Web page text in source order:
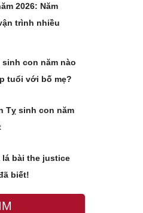
2026: Năm
trình nhiều
con năm nào
tuổi với bố mẹ?
Tỵ sinh con năm
lá bài the justice
biết!